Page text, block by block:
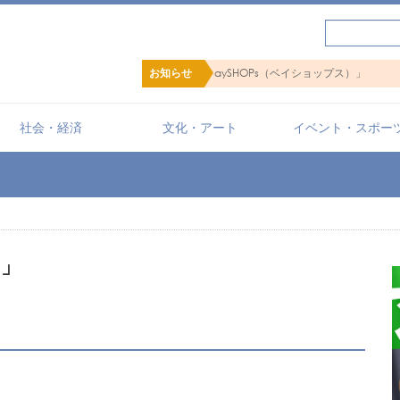
お知らせ
ョップ検索サイト「BaySHOPs（ベイショップス）」
社会・経済 文化・アート イベント・スポー